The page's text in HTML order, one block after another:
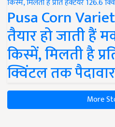
Pusa Corn
तैयार हो जाती हैं
किस्में, मिलती है
क्विंटल तक
More